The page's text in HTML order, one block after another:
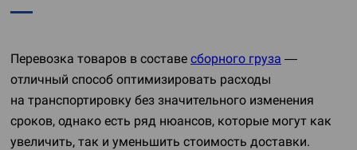
Перевозка товаров в составе сборного груза —
отличный способ оптимизировать расходы
на транспортировку без значительного изменения
сроков, однако есть ряд нюансов, которые могут как
увеличить, так и уменьшить стоимость доставки.